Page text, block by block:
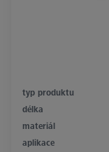
typ produktu
délka
materiál
aplikace